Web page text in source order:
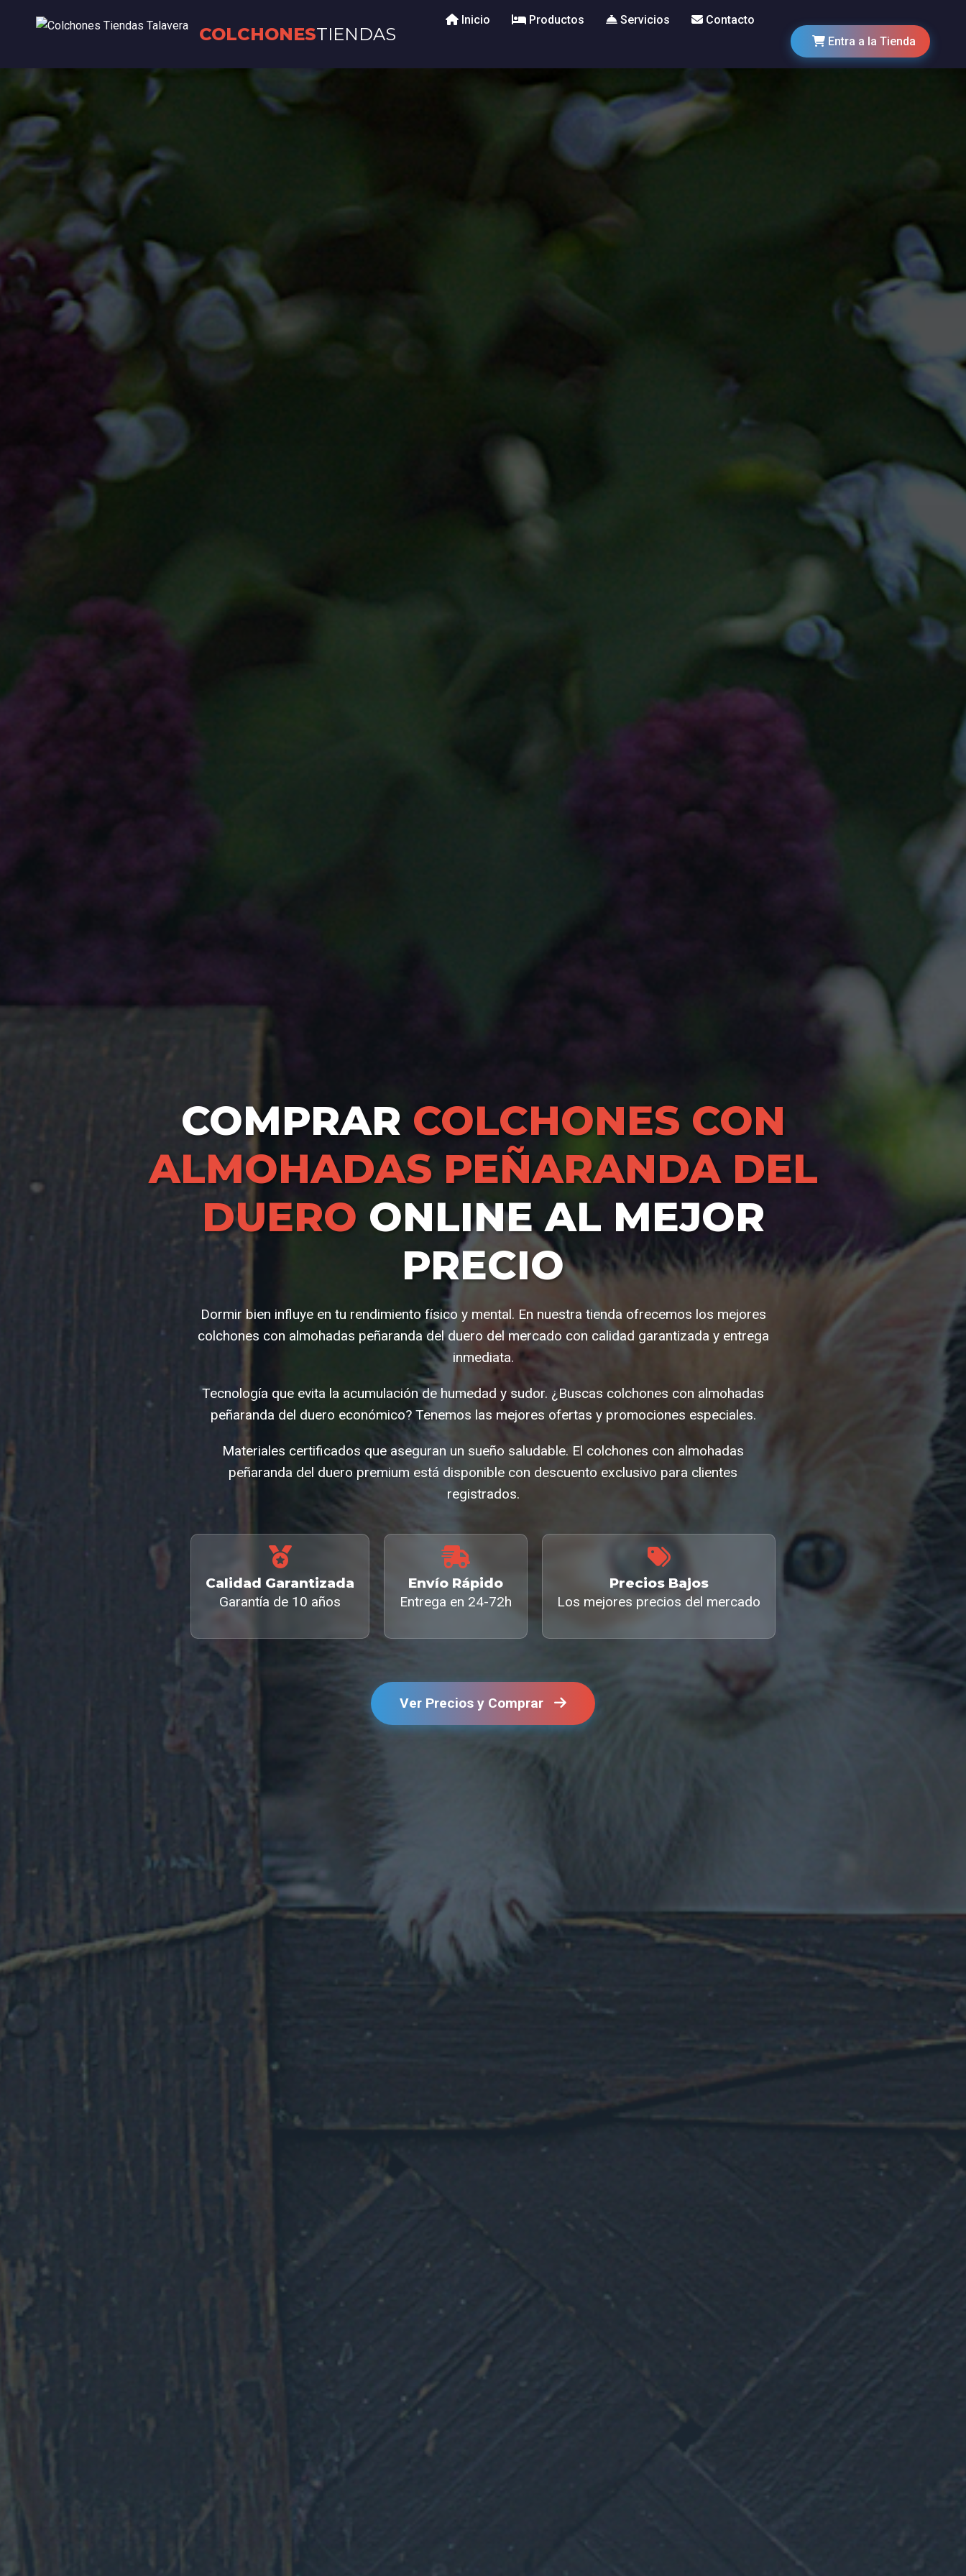
COLCHONESTIENDAS
Inicio Productos Servicios
Contacto
Entra a la Tienda
COMPRAR COLCHONES CON
ALMOHADAS PEÑARANDA DEL
DUERO ONLINE AL MEJOR
PRECIO
Dormir bien influye en tu rendimiento físico y mental. En nuestra tienda ofrecemos los mejores
colchones con almohadas peñaranda del duero del mercado con calidad garantizada y entrega
inmediata.
Tecnología que evita la acumulación de humedad y sudor. ¿Buscas colchones con almohadas
peñaranda del duero económico? Tenemos las mejores ofertas y promociones especiales.
Materiales certificados que aseguran un sueño saludable. El colchones con almohadas
peñaranda del duero premium está disponible con descuento exclusivo para clientes
registrados.
Calidad Garantizada
Garantía de 10 años
Envío Rápido
Entrega en 24-72h
Precios Bajos
Los mejores precios del mercado
Ver Precios y Comprar